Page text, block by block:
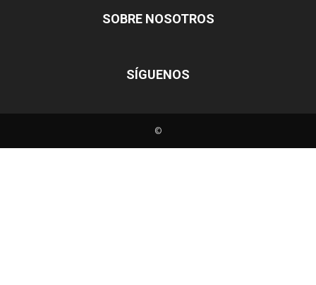
SOBRE NOSOTROS
SÍGUENOS
©